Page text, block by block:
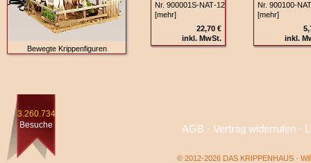
Bewegte Krippenfiguren
Nr. 900001S‑NAT‑12
[mehr]
22,70 €
inkl. MwSt.
Nr.
[mehr]
inkl.
3.260.734
Besuche
AGB · Vertrag widerrufen·
© 2012-2026 DAS KRIPPENHAUS ·